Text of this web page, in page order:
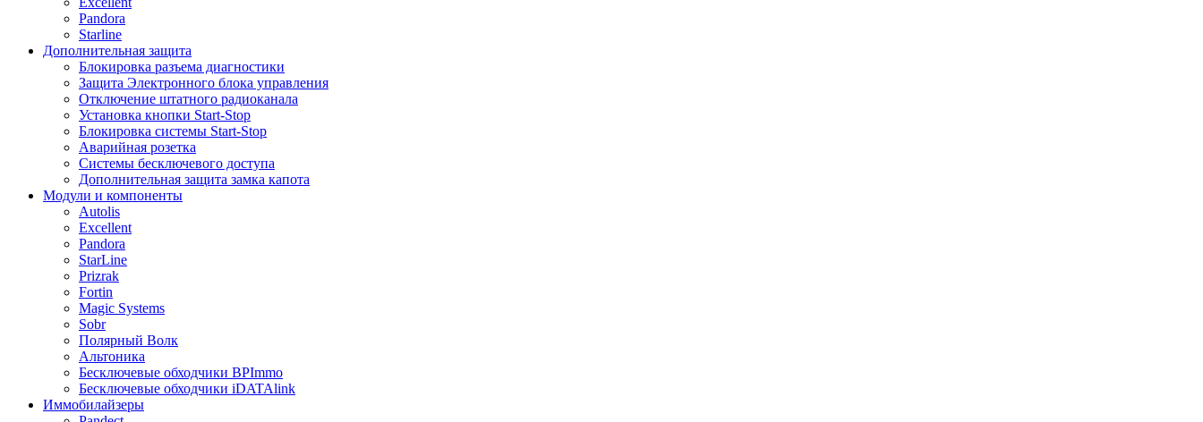
Pandora
Starline
Дополнительная защита
Блокировка разъема диагностики
Защита Электронного блока управления
Отключение штатного радиоканала
Установка кнопки Start-Stop
Блокировка системы Start-Stop
Аварийная розетка
Системы бесключевого доступа
Дополнительная защита замка капота
Модули и компоненты
Autolis
Excellent
Pandora
StarLine
Prizrak
Fortin
Magic Systems
Sobr
Полярный Волк
Альтоника
Бесключевые обходчики BPImmo
Бесключевые обходчики iDATAlink
Иммобилайзеры